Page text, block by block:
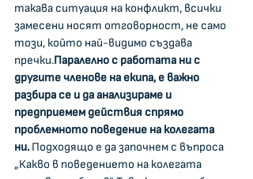
такава ситуация на конфликт, всички
замесени носят отговорност, не само
този, който най-видимо създава
пречки.Паралелно с работата ни с
другите членове на екипа, е важно
разбира се и да анализираме и
предприемем действия спрямо
проблемното поведение на колегата
ни. Подходящо е да започнем с въпроса
„Какво в поведението на колегата